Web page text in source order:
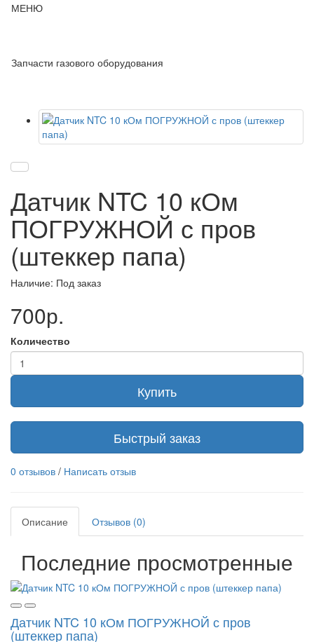
МЕНЮ
Запчасти газового оборудования
Датчик NTC 10 кОм
ПОГРУЖНОЙ с пров
(штеккер папа)
Наличие: Под заказ
700р.
Количество
Купить
Быстрый заказ
0 отзывов / Написать отзыв
Описание Отзывов (0)
Последние просмотренные
Датчик NTC 10 кОм ПОГРУЖНОЙ с пров
(штеккер папа)